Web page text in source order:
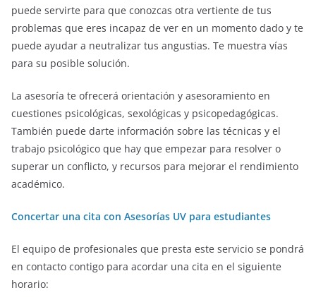
puede servirte para que conozcas otra vertiente de tus
problemas que eres incapaz de ver en un momento dado y te
puede ayudar a neutralizar tus angustias. Te muestra vías
para su posible solución.
La asesoría te ofrecerá orientación y asesoramiento en
cuestiones psicológicas, sexológicas y psicopedagógicas.
También puede darte información sobre las técnicas y el
trabajo psicológico que hay que empezar para resolver o
superar un conflicto, y recursos para mejorar el rendimiento
académico.
Concertar una cita con Asesorías UV para estudiantes
El equipo de profesionales que presta este servicio se pondrá
en contacto contigo para acordar una cita en el siguiente
horario: